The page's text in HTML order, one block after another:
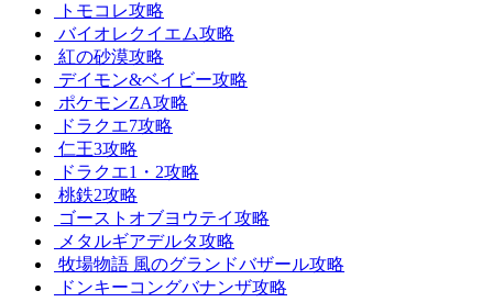
トモコレ攻略
バイオレクイエム攻略
紅の砂漠攻略
デイモン&ベイビー攻略
ポケモンZA攻略
ドラクエ7攻略
仁王3攻略
ドラクエ1・2攻略
桃鉄2攻略
ゴーストオブヨウテイ攻略
メタルギアデルタ攻略
牧場物語 風のグランドバザール攻略
ドンキーコングバナンザ攻略